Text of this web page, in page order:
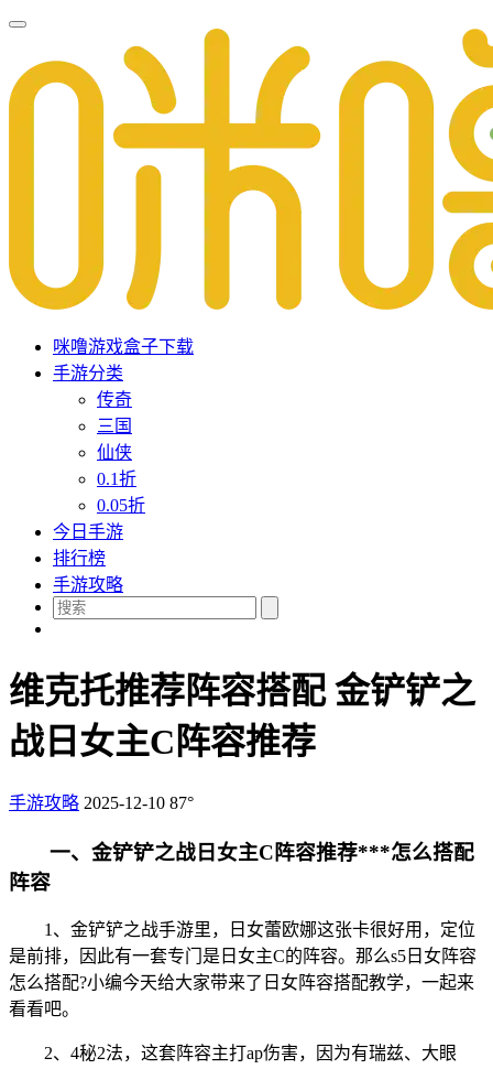
咪噜游戏盒子下载
手游分类
传奇
三国
仙侠
0.1折
0.05折
今日手游
排行榜
手游攻略
维克托推荐阵容搭配 金铲铲之
战日女主C阵容推荐
手游攻略 2025-12-10 87°
一、金铲铲之战日女主C阵容推荐***怎么搭配
阵容
1、金铲铲之战手游里，日女蕾欧娜这张卡很好用，定位
是前排，因此有一套专门是日女主C的阵容。那么s5日女阵容
怎么搭配?小编今天给大家带来了日女阵容搭配教学，一起来
看看吧。
2、4秘2法，这套阵容主打ap伤害，因为有瑞兹、大眼